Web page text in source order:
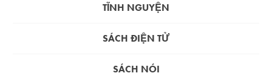
TĨNH NGUYỆN
SÁCH ĐIỆN TỬ
SÁCH NÓI